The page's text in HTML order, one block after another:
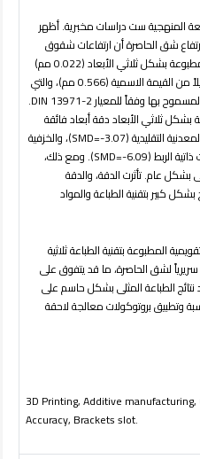
المنهجية ست دراسات مخبرية. أظهر
شق الحاصرة أن ارتفاعات شقوق
الحاصرات في الحاصرات المطبوعة بشكل ثلاثي الأبعاد (0.022 مم)
تميل إلى أن تكون أكبر قليلاً من القيمة الاسمية (0.566 مم)، والتي
بها وفقاً للمعيارDIN 13971-2
.
ثلاثي الأبعاد دقة أبعاد فائقة
التقليدية (SMD=-3.07)، والخزفية
الربط (SMD=-6.09). ومع ذلك،
عام. تأثرت الدقة، والدقة
كبير بتقنية الطباعة والمواد
المطبوعة بتقنية الطباعة ثلاثية
سريرياً لشق الحاصرة، ما قد يتفوق على
نتائج الطباعة المثلى بشكل حاسم على
وتطبيق بروتوكولات معالجة لاحقة
3D Printing, Additive
Accuracy, Brackets slot.